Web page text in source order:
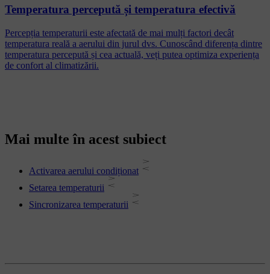
Temperatura percepută și temperatura efectivă
Percepția temperaturii este afectată de mai mulți factori decât
temperatura reală a aerului din jurul dvs. Cunoscând diferența dintre
temperatura percepută și cea actuală, veți putea optimiza experiența
de confort al climatizării.
Mai multe în acest subiect
Activarea aerului condiționat
Setarea temperaturii
Sincronizarea temperaturii